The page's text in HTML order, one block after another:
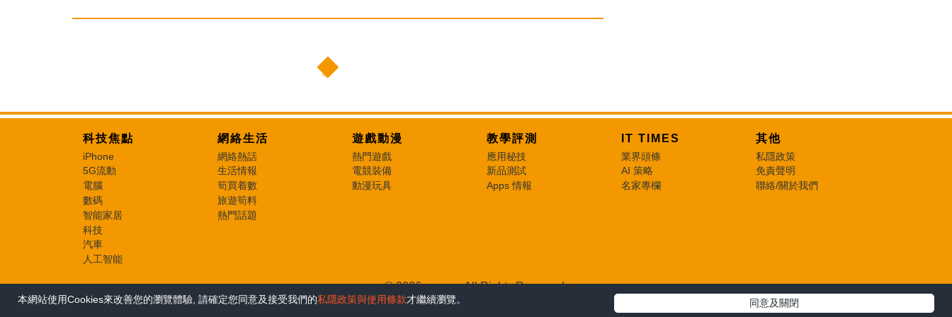
本網站使用Cookies來改善您的瀏覽體驗, 請確定您同意及接受我們的私隱政策與使用條款才繼續瀏覽。 同意及關閉
科技焦點
iPhone
5G流動
電腦
數碼
智能家居
科技
汽車
人工智能
網絡生活
網絡熱話
生活情報
筍買着數
旅遊筍料
熱門話題
遊戲動漫
熱門遊戲
電競裝備
動漫玩具
教學評測
應用秘技
新品測試
Apps 情報
IT TIMES
業界頭條
AI 策略
名家專欄
其他
私隱政策
免責聲明
聯絡/關於我們
© 2026 e-zone. All Rights Reserved.